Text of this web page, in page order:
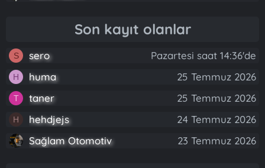
Son kayıt olanlar
S sero Pazartesi saat 14:36'de
H huma 25 Temmuz 2026
T taner 25 Temmuz 2026
H hehdjejs
24 Temmuz 2026
Sağlam Otomotiv
23 Temmuz 2026